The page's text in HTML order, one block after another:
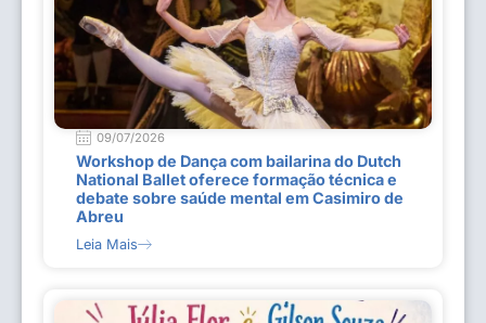
09/07/2026
Workshop de Dança com bailarina do Dutch
National Ballet oferece formação técnica e
debate sobre saúde mental em Casimiro de
Abreu
Leia Mais